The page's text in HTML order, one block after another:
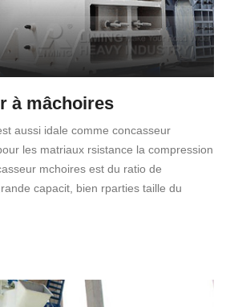
à mâchoires
aussi idale comme concasseur
les matriaux rsistance la compression
mchoires est du ratio de
capacit, bien rparties taille du